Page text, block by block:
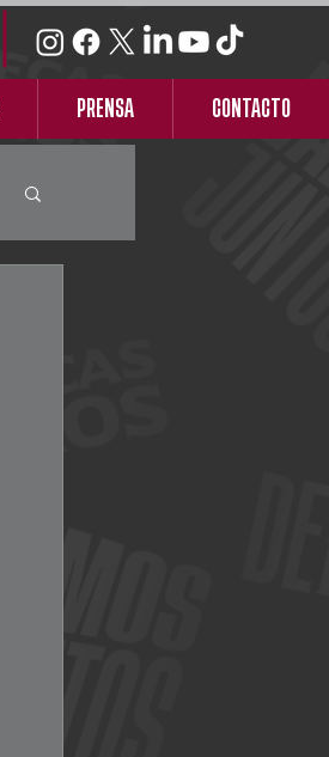
PRENSA CONTACTO